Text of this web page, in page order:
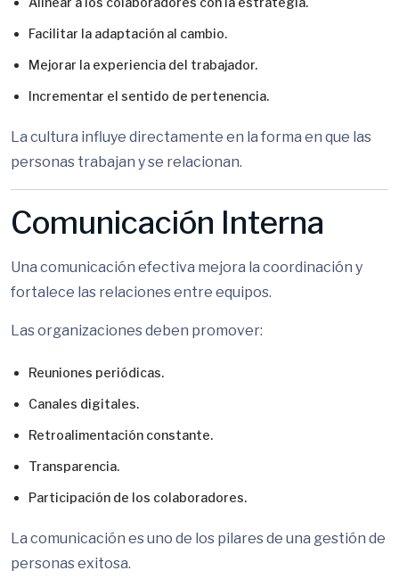
Facilitar la adaptación al cambio.
Mejorar la experiencia del trabajador.
Incrementar el sentido de pertenencia.
La cultura influye directamente en la forma en que las
personas trabajan y se relacionan.
Comunicación Interna
Una comunicación efectiva mejora la coordinación y
fortalece las relaciones entre equipos.
Las organizaciones deben promover:
Reuniones periódicas.
Canales digitales.
Retroalimentación constante.
Transparencia.
Participación de los colaboradores.
La comunicación es uno de los pilares de una gestión de
personas exitosa.